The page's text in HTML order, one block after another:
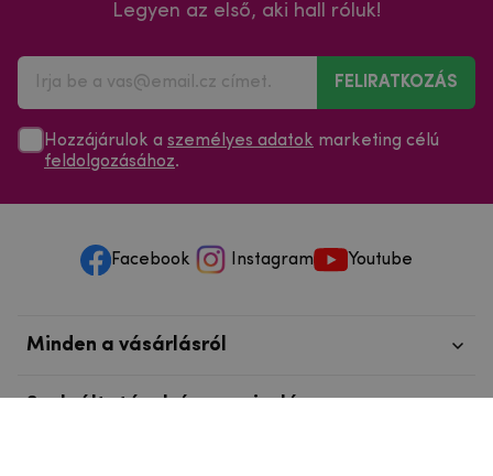
Legyen az első, aki hall róluk!
FELIRATKOZÁS
Hozzájárulok a személyes adatok marketing célú
feldolgozásához.
Facebook Instagram Youtube
Minden a vásárlásról